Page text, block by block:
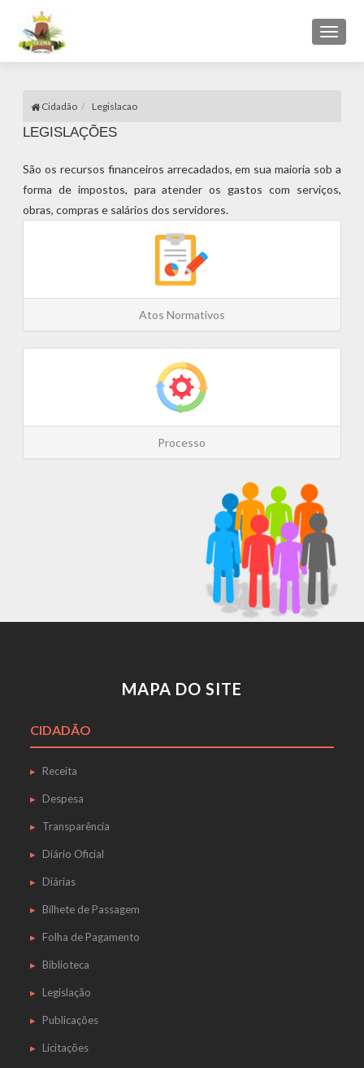
Toggle
Cidadão Legislacao
LEGISLAÇÕES
São os recursos financeiros arrecadados, em sua maioria sob a
forma de impostos, para atender os gastos com serviços,
obras, compras e salários dos servidores.
Atos Normativos
Processo
MAPA DO SITE
CIDADÃO
Receita
Despesa
Transparência
Diário Oficial
Diárias
Bilhete de Passagem
Folha de Pagamento
Biblioteca
Legislação
Publicações
Licitações